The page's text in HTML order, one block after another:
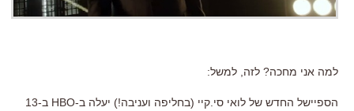
למה אני מחכה? לזה, למשל:
הספיישל החדש של לואי סי.קיי (בחליפה ועניבה!) יעלה ב-HBO ב-13